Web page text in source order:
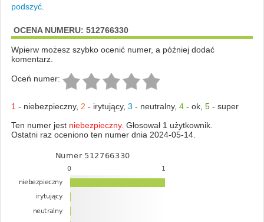
podszyć.
OCENA NUMERU: 512766330
Wpierw możesz szybko ocenić numer, a później dodać
komentarz.
Oceń numer:
1 - niebezpieczny, 2 - irytujący, 3 - neutralny, 4- ok, 5- super
Ten numer jest niebezpieczny. Głosował 1 użytkownik.
Ostatni raz oceniono ten numer dnia 2024-05-14.